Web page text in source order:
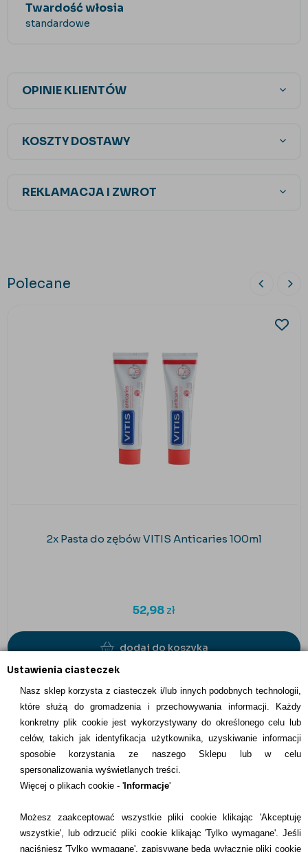
Ustawienia ciasteczek
Nasz sklep korzysta z ciasteczek i/lub innych podobnych technologii,
które służą do gromadzenia i przechowywania informacji. Każdy
konkretny plik cookie jest wykorzystywany do określonego celu lub
celów, takich jak identyfikacja użytkownika, uzyskiwanie informacji
sposobie korzystania ze naszego Sklepu lub w celu
spersonalizowania wyświetlanych treści.
Więcej o plikach cookie - 'Informacje'
Możesz zaakceptować wszystkie pliki cookie klikając 'Akceptuję
wszystkie', lub odrzucić pliki cookie klikając 'Tylko wymagane'. Jeśli
naciśniesz 'Tylko wymagane', zapisywane będą wyłącznie pliki cookie
Twardość włosia
standardowe
OPINIE KLIENTÓW
KOSZTY DOSTAWY
REKLAMACJA I ZWROT
Polecane
2x Pasta do zębów VITIS Anticaries 100ml
52,98zł
dodaj do koszyka
INFORMACJE KONTAKTOWE
Informacje
Dostawcy